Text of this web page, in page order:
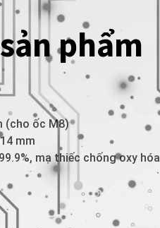
phẩm
(cho ốc M8)
mm
mạ thiếc chống oxy hóa